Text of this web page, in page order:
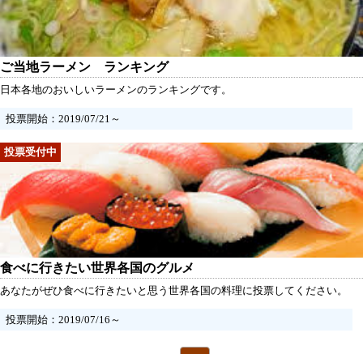
ご当地ラーメン ランキング
日本各地のおいしいラーメンのランキングです。
投票開始：2019/07/21～
食べに行きたい世界各国のグルメ
あなたがぜひ食べに行きたいと思う世界各国の料理に投票してください。
投票開始：2019/07/16～